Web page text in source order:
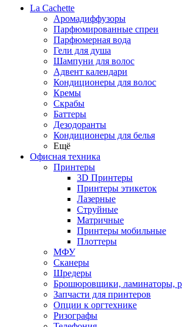
La Cachette
Аромадиффузоры
Парфюмированные спреи
Парфюмерная вода
Гели для душа
Шампуни для волос
Адвент календари
Кондиционеры для волос
Кремы
Скрабы
Баттеры
Дезодоранты
Кондиционеры для белья
Ещё
Офисная техника
Принтеры
3D Принтеры
Принтеры этикеток
Лазерные
Струйные
Матричные
Принтеры мобильные
Плоттеры
МФУ
Сканеры
Шредеры
Брошюровщики, ламинаторы,
Запчасти для принтеров
Опции к оргтехнике
Ризографы